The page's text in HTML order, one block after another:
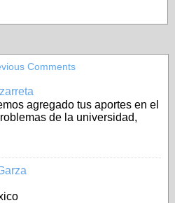
Comments
agregado tus aportes en el
de la universidad,